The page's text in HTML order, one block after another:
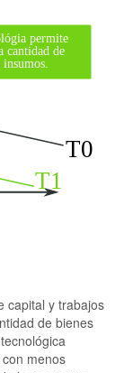
capital y trabajos
de bienes
menos